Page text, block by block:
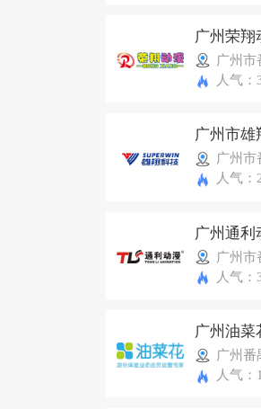
广州荣翔
人气：
人气：
广州通利
人气：
人气：